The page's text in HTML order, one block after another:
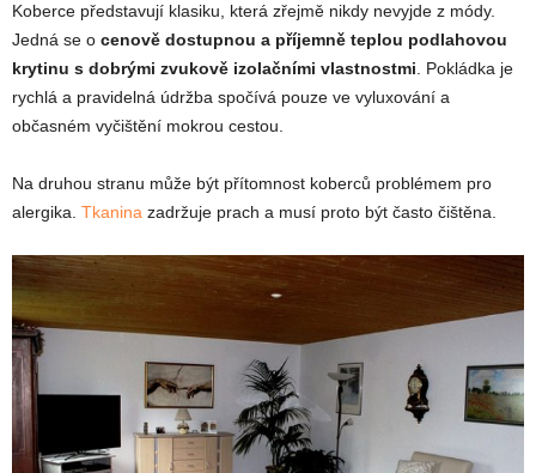
Koberce představují klasiku, která zřejmě nikdy nevyjde z módy.
Jedná se o cenově dostupnou a příjemně teplou podlahovou
krytinu s dobrými zvukově izolačními vlastnostmi . Pokládka je
rychlá a pravidelná údržba spočívá pouze ve vyluxování a
občasném vyčištění mokrou cestou.
Na druhou stranu může být přítomnost koberců problémem pro
alergika. Tkanina zadržuje prach a musí proto být často čištěna.